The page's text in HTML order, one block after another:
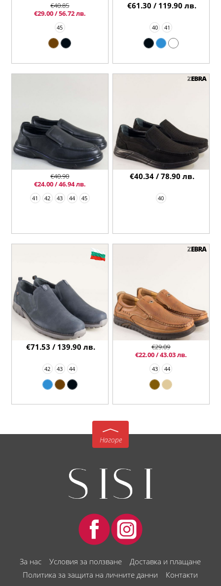
45
€40.85
€29.00 / 56.72 лв.
40 41
€61.30 / 119.90 лв.
41 42 43 44 45
€40.90
€24.00 / 46.94 лв.
40
€40.34 / 78.90 лв.
42 43 44
€71.53 / 139.90 лв.
43 44
€29.09
€22.00 / 43.03 лв.
Нагоре
За нас Условия за ползване
Доставка и плащане
Политика за защита на личните данни
Контакти